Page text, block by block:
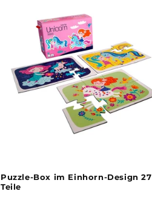
Puzzle-Box im Einhorn-Design 27
Teile